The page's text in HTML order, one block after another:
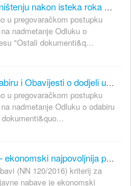
Objavljivanje Odluke o poništenju nakon isteka roka za dostavu ponuda i Objavljivanje Rezultata postupka nabave
u pregovaračkom postupku
nadmetanje Odluku o
"Ostali dokumenti&q...
Objavljivanje Odluke o odabiru i Obavijesti o dodjeli ugovora
u pregovaračkom postupku
nadmetanje Odluku o odabiru
Kriteriji za odabir ponude – ekonomski najpovoljnija ponuda
(NN 120/2016) kriterij za
nabave je ekonomski